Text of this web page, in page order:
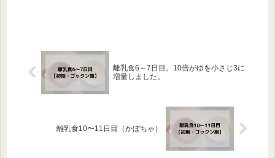
離乳食6～7日目。10倍がゆを小さじ3に
増量しました。
離乳食10〜11日目（かぼちゃ）